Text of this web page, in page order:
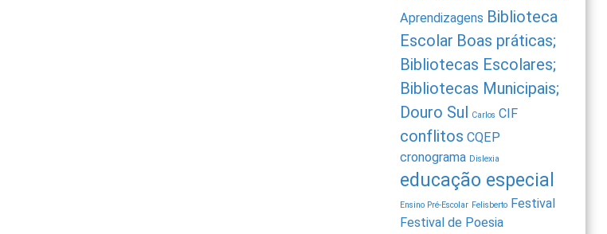
Aprendizagens Biblioteca
Escolar Boas práticas;
Bibliotecas Escolares;
Bibliotecas Municipais;
Douro Sul Carlos CIF
conflitos CQEP
cronograma Dislexia
educação especial
Ensino Pré-Escolar Felisberto Festival
Festival de Poesia